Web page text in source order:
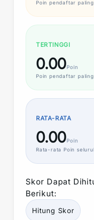
Poin pendaftar
TERTINGGI
0.00Poin
Poin pendaftar
RATA-RATA
0.00Poin
Rata-rata Poin
Skor Dapat
Berikut:
Hitung Skor